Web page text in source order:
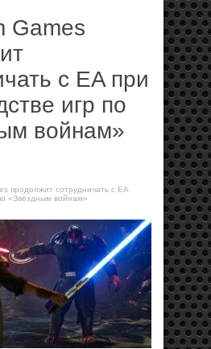
Games
с EA при
игр по
войнам»
продолжит сотрудничать с EA
«Звёздным войнам»